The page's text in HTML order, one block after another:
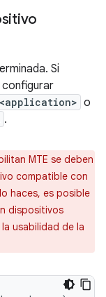
Si
configurar
<application> o
.
MTE se deben
compatible con
haces, es posible
dispositivos
usabilidad de la